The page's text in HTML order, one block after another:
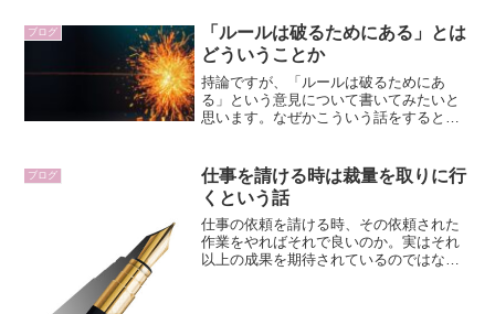
解」といった趣旨の投稿が話題になって
いました。かなり乱暴な...
ブログ
「ルールは破るためにある」とは
どういうことか
持論ですが、「ルールは破るためにあ
る」という意見について書いてみたいと
思います。なぜかこういう話をすると、
せん。ルールや規則は、目的があって定
められたものです。
ブログ
仕事を請ける時は裁量を取りに行
くという話
仕事の依頼を請ける時、その依頼された
作業をやればそれで良いのか。実はそれ
以上の成果を期待されているのではない